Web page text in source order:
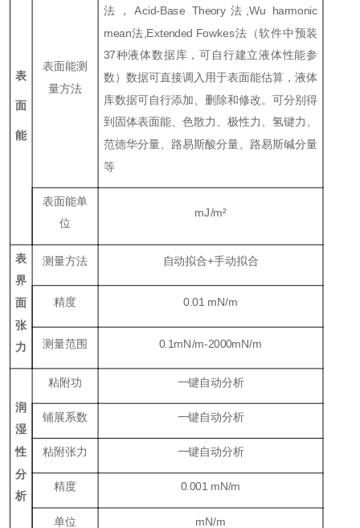
表
面
能
表面能测
量方法
法，Acid-Base Theory 法 ,Wu harmonic
mean法 ,Extended Fowkes法（软件中预装
37种液体数据库，可自行建立液体性能参
数）数据可直接调入用于表面能估算，液体
库数据可自行添加、删除和修改。可分别得
到固体表面能、色散力、极性力、氢键力、
范德华分量、路易斯酸分量、路易斯碱分量
等
表面能单
位
mJ/m²
表
界
面
张
力
测量方法 自动拟合+手动拟合
精度 0.01 mN/m
测量范围 0.1mN/m-2000mN/m
润
湿
性
分
析
粘附功 一键自动分析
铺展系数 一键自动分析
粘附张力 一键自动分析
精度 0.001 mN/m
单位 mN/m